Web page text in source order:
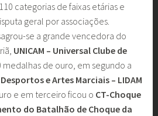
categorias de faixas etárias e
geral por associações.
se a grande vencedora do
UNICAM – Universal Clube de
medalhas de ouro, em segundo a
e Artes Marciais – LIDAM
e em terceiro ficou o CT-Choque
do Batalhão de Choque da